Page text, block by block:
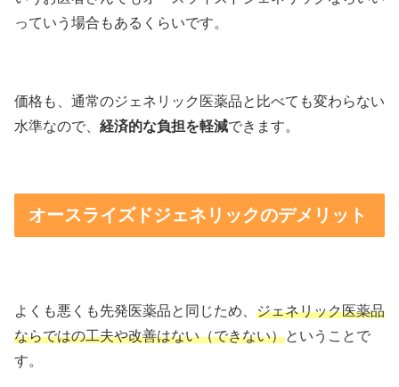
っていう場合もあるくらいです。
価格も、通常のジェネリック医薬品と比べても変わらない
水準なので、 経済的な負担を軽減できます。
オースライズドジェネリックのデメリット
よくも悪くも先発医薬品と同じため、 ジェネリック医薬品
ならではの工夫や改善はない（できない）ということで
す。